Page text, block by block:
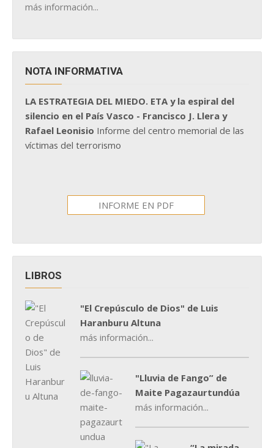
más información...
NOTA INFORMATIVA
LA ESTRATEGIA DEL MIEDO. ETA y la espiral del
silencio en el País Vasco - Francisco J. Llera y
Rafael Leonisio Informe del centro memorial de las
víctimas del terrorismo
INFORME EN PDF
LIBROS
"El Crepúsculo de Dios" de Luis
Haranburu Altuna
más información...
"Lluvia de Fango” de
Maite Pagazaurtundúa
más información...